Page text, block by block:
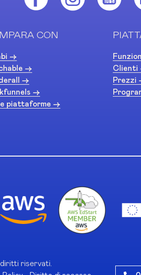
CON
->
->
->
->
piattaforme ->
Clienti
Prezzi
riservati.